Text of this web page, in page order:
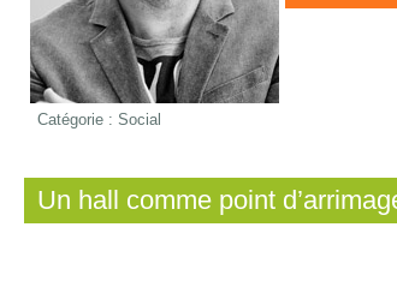
Catégorie : Social
Un hall comme point